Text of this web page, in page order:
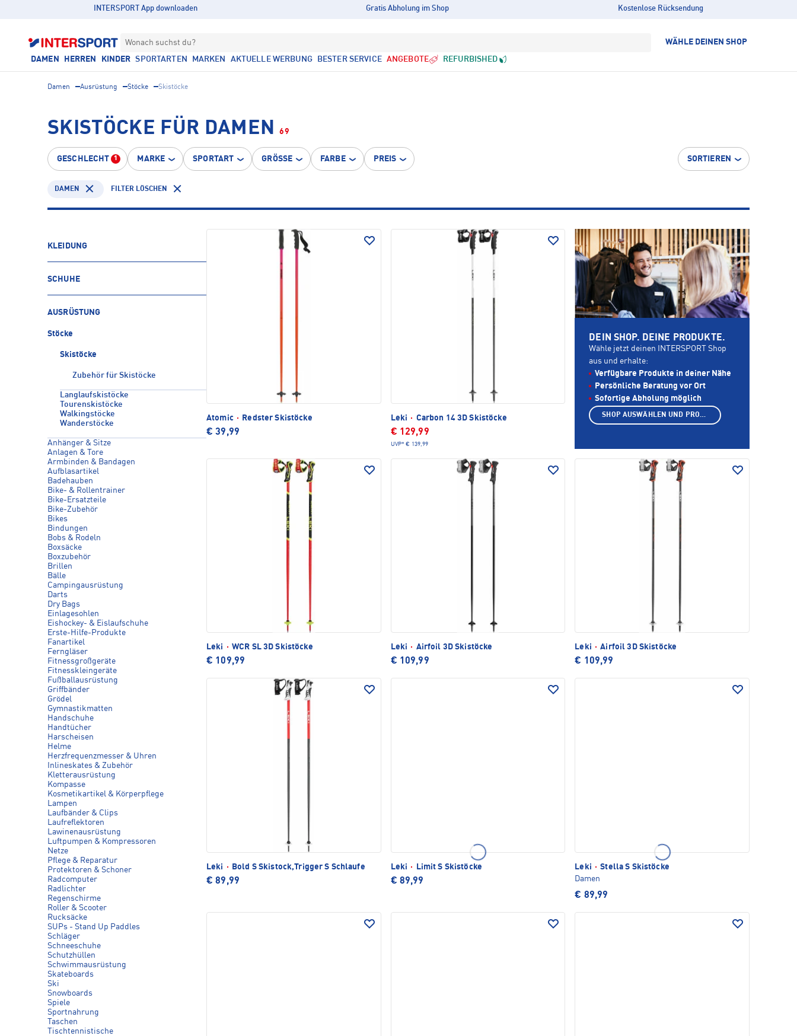
INTERSPORT App downloaden Gratis Abholung im Shop Kostenlose Rücksendung
Wonach suchst du? WÄHLE DEINEN SHOP
DAMEN HERREN KINDER SPORTARTEN MARKEN AKTUELLE WERBUNG BESTER SERVICE ANGEBOTE REFURBISHED
Damen Ausrüstung Stöcke Skistöcke
SKISTÖCKE FÜR DAMEN 69
GESCHLECHT 1 MARKE SPORTART GRÖSSE FARBE PREIS SORTIEREN
DAMEN FILTER LÖSCHEN
KLEIDUNG
SCHUHE
AUSRÜSTUNG
Stöcke
Skistöcke
Zubehör für Skistöcke
Langlaufskistöcke
Tourenskistöcke
Walkingstöcke
Wanderstöcke
Anhänger & Sitze
Anlagen & Tore
Armbinden & Bandagen
Aufblasartikel
Badehauben
Bike- & Rollentrainer
Bike-Ersatzteile
Bike-Zubehör
Bikes
Bindungen
Bobs & Rodeln
Boxsäcke
Boxzubehör
Brillen
Bälle
Campingausrüstung
Darts
Dry Bags
Einlagesohlen
Eishockey- & Eislaufschuhe
Erste-Hilfe-Produkte
Fanartikel
Ferngläser
Fitnessgroßgeräte
Fitnesskleingeräte
Fußballausrüstung
Griffbänder
Grödel
Gymnastikmatten
Handschuhe
Handtücher
Harscheisen
Helme
Herzfrequenzmesser & Uhren
Inlineskates & Zubehör
Kletterausrüstung
Kompasse
Kosmetikartikel & Körperpflege
Lampen
Laufbänder & Clips
Laufreflektoren
Lawinenausrüstung
Luftpumpen & Kompressoren
Netze
Pflege & Reparatur
Protektoren & Schoner
Radcomputer
Radlichter
Regenschirme
Roller & Scooter
Rucksäcke
SUPs - Stand Up Paddles
Schläger
Schneeschuhe
Schutzhüllen
Schwimmausrüstung
Skateboards
Ski
Snowboards
Spiele
Sportnahrung
Taschen
Tischtennistische
Atomic · Redster Skistöcke
€ 39,99
Leki · Carbon 14 3D Skistöcke
€ 129,99
UVP* € 139,99
Leki · WCR SL 3D Skistöcke
€ 109,99
Leki · Airfoil 3D Skistöcke
€ 109,99
Leki · Airfoil 3D Skistöcke
€ 109,99
Leki · Bold S Skistock,Trigger S Schlaufe
€ 89,99
Leki · Limit S Skistöcke
€ 89,99
Leki · Stella S Skistöcke
Damen
€ 89,99
DEIN SHOP. DEINE PRODUKTE.
Wähle jetzt deinen INTERSPORT Shop
aus und erhalte:
Verfügbare Produkte in deiner Nähe
Persönliche Beratung vor Ort
Sofortige Abholung möglich
SHOP AUSWÄHLEN UND PRODUKTE ANZEIGEN